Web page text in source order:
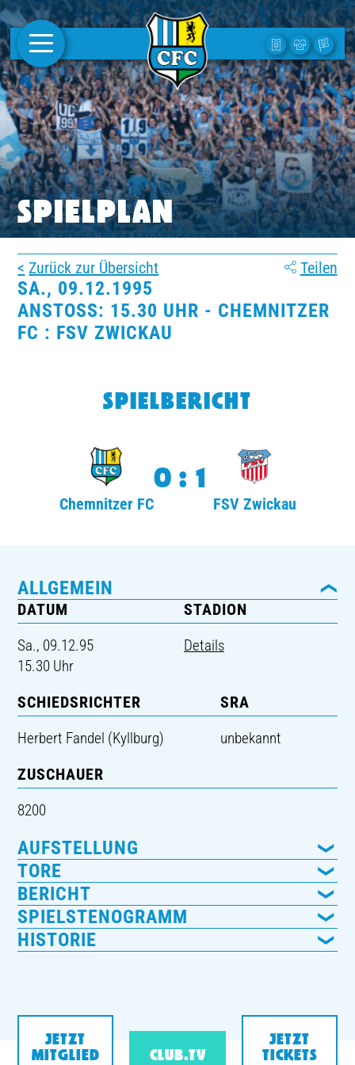
AKTUELLES
1. MANNSCHAFT
FRAUEN
CAMPUS
CLUB
CLUBMITGLIEDSCHAFT
BUSINESS
SÜDKURVE
SPIELPLAN
Zurück zur Übersicht Teilen
SA., 09.12.1995
ANSTOSS: 15.30 UHR - CHEMNITZER F
C : FSV ZWICKAU
SPIELBERICHT
Chemnitzer FC
0:1
FSV Zwickau
ALLGEMEIN
DATUM
Sa., 09.12.95
15.30 Uhr
STADION
Details
SCHIEDSRICHTER
Herbert Fandel (Kyllburg)
SRA
unbekannt
ZUSCHAUER
8200
AUFSTELLUNG
TORE
BERICHT
SPIELSTENOGRAMM
HISTORIE
JETZT
MITGLIED
CLUB.TV
JETZT
TICKETS